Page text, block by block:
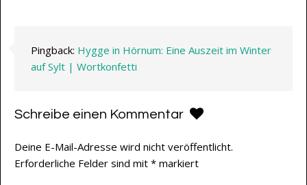
Pingback: Hygge in Hörnum: Eine Auszeit im Winter
auf Sylt | Wortkonfetti
Schreibe einen Kommentar
Deine E-Mail-Adresse wird nicht veröffentlicht.
Erforderliche Felder sind mit * markiert